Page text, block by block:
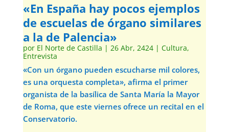
«En España hay pocos ejemplos
de escuelas de órgano similares
a la de Palencia»
por El Norte de Castilla | 26 Abr, 2424| Cultura,
Entrevista
«Con un órgano pueden escucharse mil colores,
es una orquesta completa», afirma el primer
organista de la basílica de Santa María la Mayor
de Roma, que este viernes ofrece un recital en el
Conservatorio.